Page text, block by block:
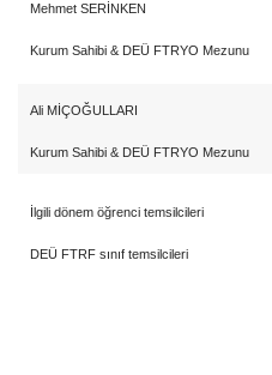
Mehmet SERİNKEN
Kurum Sahibi & DEÜ FTRYO Mezunu
Ali MİÇOĞULLARI
Kurum Sahibi & DEÜ FTRYO Mezunu
İlgili dönem öğrenci temsilcileri
DEÜ FTRF sınıf temsilcileri